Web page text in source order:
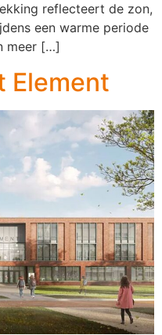
reflecteert de zon,
een warme periode
meer […]
Element